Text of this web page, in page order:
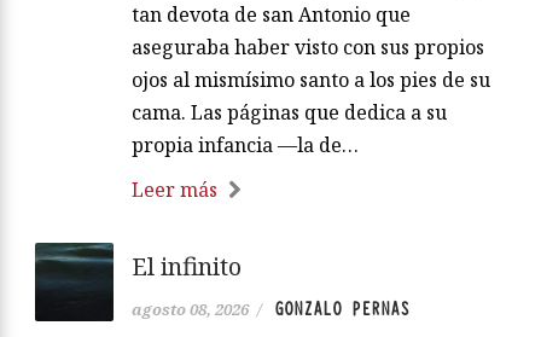
tan devota de san Antonio que
aseguraba haber visto con sus propios
ojos al mismísimo santo a los pies de su
cama. Las páginas que dedica a su
propia infancia —la de…
Leer más
El infinito
agosto 08, 2026 / GONZALO PERNAS